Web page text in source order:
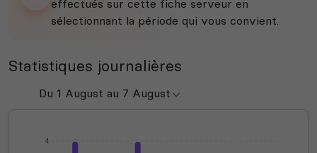
effectués sur cette fiche serveur en
sélectionnant la période qui vous convient.
Statistiques journalières
4